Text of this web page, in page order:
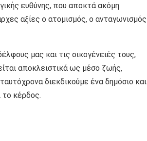
ευθύνης, που αποκτά ακόμη
αξίες ο ατομισμός, ο ανταγωνισμός
μας και τις οικογένειές τους,
αποκλειστικά ως μέσο ζωής,
διεκδικούμε ένα δημόσιο και
το κέρδος.